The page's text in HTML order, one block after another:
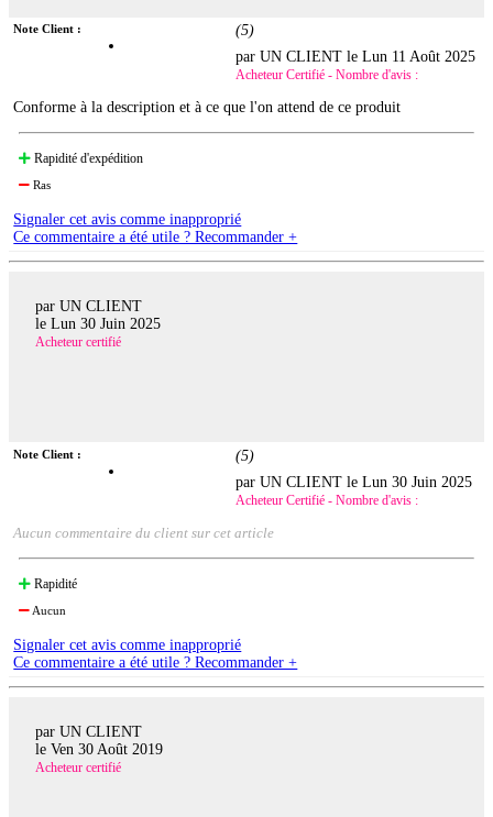
Note Client : (5)
par UN CLIENT leLun 11 Août 2025
Acheteur Certifié - Nombre d'avis :
Conforme à la description et à ce que l'on attend de ce produit
Rapidité d'expédition
Ras
Signaler cet avis comme inapproprié
Ce commentaire a été utile ? Recommander +
par UN CLIENT
le Lun 30 Juin 2025
Acheteur certifié
Note Client : (5)
par UN CLIENT leLun 30 Juin 2025
Acheteur Certifié - Nombre d'avis :
Aucun commentaire du client sur cet article
Rapidité
Aucun
Signaler cet avis comme inapproprié
Ce commentaire a été utile ? Recommander +
par UN CLIENT
le Ven 30 Août 2019
Acheteur certifié